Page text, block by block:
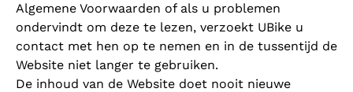
Algemene Voorwaarden of als u problemen
ondervindt om deze te lezen, verzoekt UBike u
contact met hen op te nemen en in de tussentijd de
Website niet langer te gebruiken.
De inhoud van de Website doet nooit nieuwe